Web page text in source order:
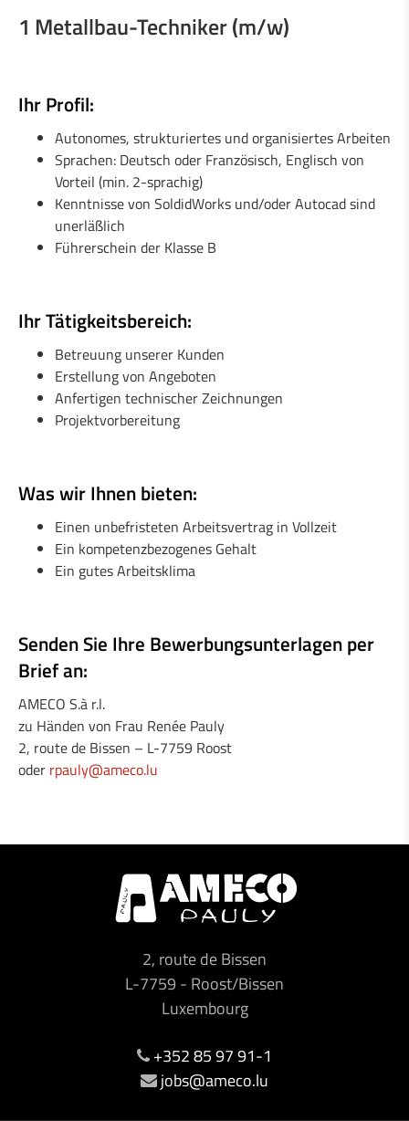
(m/w)
1 qualifizierter Mechaniker (m/w)
1 Metallbau-Techniker (m/w)
1 Techniker für allgemeine Mechanik (m/w)
1 Landmaschinenmechaniker (m/w)
1 Schweißer / Schlosser (m/w)
1 Ingenieur in Mechanik (m/w)
1 Monteur / Werkzeugmechaniker (m/w)
1 Metallbau-Techniker (m/w)
Ihr Profil:
Autonomes, strukturiertes und organisiertes Arbeiten
Sprachen: Deutsch oder Französisch, Englisch von
Vorteil (min. 2-sprachig)
Kenntnisse von SoldidWorks und/oder Autocad sind
unerläßlich
Führerschein der Klasse B
Ihr Tätigkeitsbereich:
Betreuung unserer Kunden
Erstellung von Angeboten
Anfertigen technischer Zeichnungen
Projektvorbereitung
Was wir Ihnen bieten:
Einen unbefristeten Arbeitsvertrag in Vollzeit
Ein kompetenzbezogenes Gehalt
Ein gutes Arbeitsklima
Senden Sie Ihre Bewerbungsunterlagen per
Brief an:
AMECO S.à r.l.
zu Händen von Frau Renée Pauly
2, route de Bissen – L-7759 Roost
oder rpauly@ameco.lu
2, route de Bissen
L-7759- Roost/Bissen
Luxembourg
+352 85 97 91-1
jobs@ameco.lu